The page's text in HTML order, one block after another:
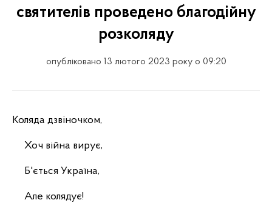
святителів проведено благодійну
розколяду
опубліковано 13 лютого 2023 року о 09:20
Коляда дзвіночком,
Хоч війна вирує,
Б'ється Україна,
Але колядує!